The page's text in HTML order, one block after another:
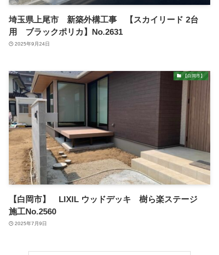
埼玉県上尾市 新築外構工事 【スカイリード 2台
用 ブラックポリカ】No.2631
2025年9月24日
【白岡市】
【白岡市】 LIXIL ウッドデッキ 樹ら楽ステージ
施工No.2560
2025年7月9日